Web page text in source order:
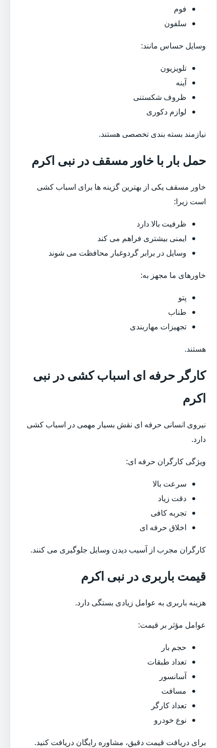
فوم
سلفون
وسایل حساس مانند:
تلویزیون
آینه
ظروف شکستنی
لوازم دکوری
نیازمند بسته بندی تخصصی هستند.
حمل بار با خاور مسقف در نبی اکرم
خاور مسقف یکی از بهترین گزینه ها برای اسباب کشی
است زیرا:
ظرفیت بالا دارد
ایمنی بیشتری فراهم می کند
وسایل در برابر گردوغبار محافظت می شوند
خاورهای ما مجهز به:
پتو
طناب
تجهیزات مهاربندی
هستند.
کارگر حرفه ای اسباب کشی در نبی
اکرم
نیروی انسانی حرفه ای نقش بسیار مهمی در اسباب کشی
دارد.
ویژگی کارگران حرفه ای:
سرعت بالا
دقت زیاد
تجربه کافی
اخلاق حرفه ای
کارگران مجرب از آسیب دیدن وسایل جلوگیری می کنند.
قیمت باربری در نبی اکرم
هزینه باربری به عوامل زیادی بستگی دارد.
عوامل مؤثر بر قیمت:
حجم بار
تعداد طبقات
آسانسور
مسافت
تعداد کارگر
نوع خودرو
برای دریافت قیمت دقیق، مشاوره رایگان دریافت کنید.